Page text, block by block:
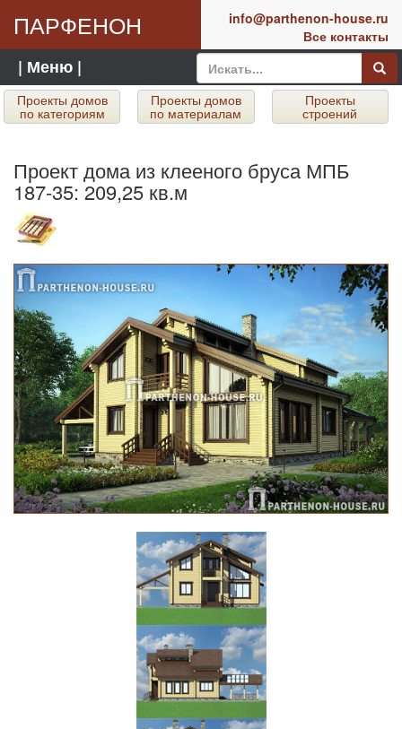
ПАРФЕНОН
info@parthenon-house.ru
Все контакты
| Меню |
Проекты домов
по категориям
Проекты домов
по материалам
Проекты
строений
Проект дома из клееного бруса МПБ
187-35: 209,25 кв.м